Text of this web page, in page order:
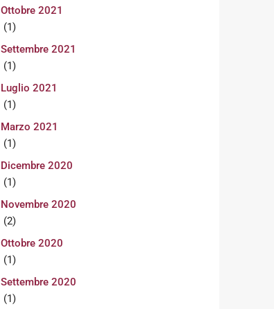
Ottobre 2021
(1)
Settembre 2021
(1)
Luglio 2021
(1)
Marzo 2021
(1)
Dicembre 2020
(1)
Novembre 2020
(2)
Ottobre 2020
(1)
Settembre 2020
(1)